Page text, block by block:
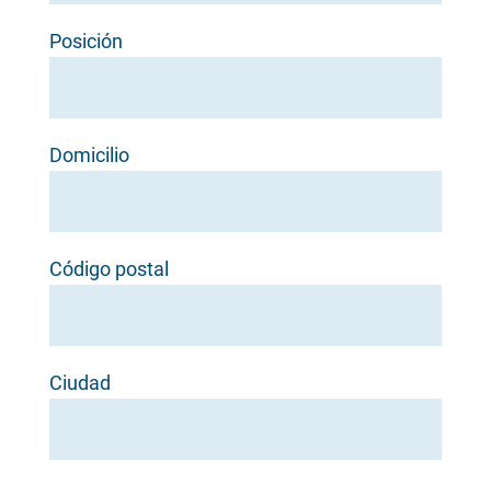
Posición
Domicilio
Código postal
Ciudad